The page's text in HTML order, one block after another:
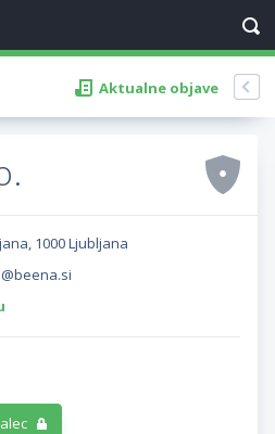
Aktualne objave
1000 Ljubljana